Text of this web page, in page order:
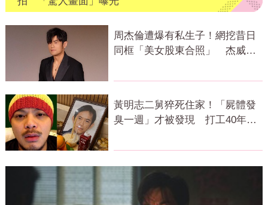
周杰倫遭爆有私生子！網挖昔日
同框「美女股東合照」 杰威爾
黃明志二舅猝死住家！「屍體發
臭一週」才被發現 打工40年悲